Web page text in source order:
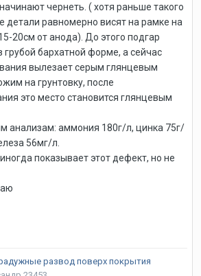
чернеть. ( хотя раньше такого
детали равномерно висят на рамке на
20см от анода). До этого подгар
бархатной форме, а сейчас
вылезает серым глянцевым
на грунтовку, после
это место становится глянцевым
анализам: аммония 180г/л, цинка 75г/
56мг/л.
показывает этот дефект, но не
развод поверх покрытия